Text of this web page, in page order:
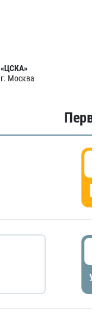
«ЦСКА»
г. Москва